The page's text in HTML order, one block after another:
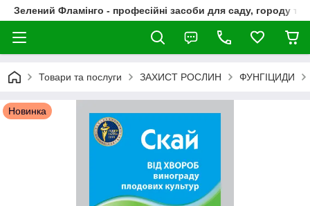
Зелений Фламінго - професійні засоби для саду, городу та
Товари та послуги ЗАХИСТ РОСЛИН ФУНГІЦИДИ
Новинка